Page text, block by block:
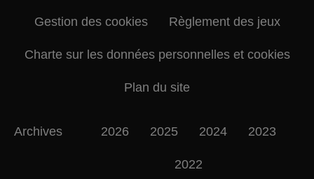
Gestion des cookies Règlement des jeux
Charte sur les données personnelles et cookies
Plan du site
Archives 2026 2025 2024 2023
2022